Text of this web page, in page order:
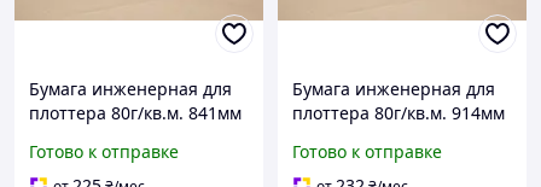
Бумага инженерная для
плоттера 80г/кв.м. 841мм
Готово к отправке
Бумага инженерная для
плоттера 80г/кв.м. 914мм
Готово к отправке